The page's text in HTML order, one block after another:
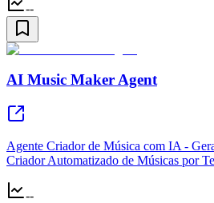
--
AI Music Maker Agent
Agente Criador de Música com IA -
Criador Automatizado de Músicas por
--